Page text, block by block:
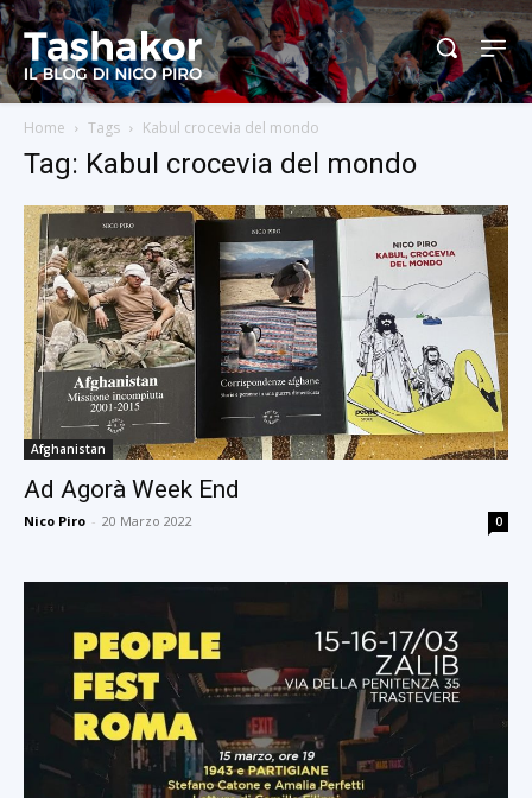
Home Tags Kabul crocevia del mondo
Tag: Kabul crocevia del mondo
Afghanistan
Ad Agorà Week End
Nico Piro - 20 Marzo 2022 0